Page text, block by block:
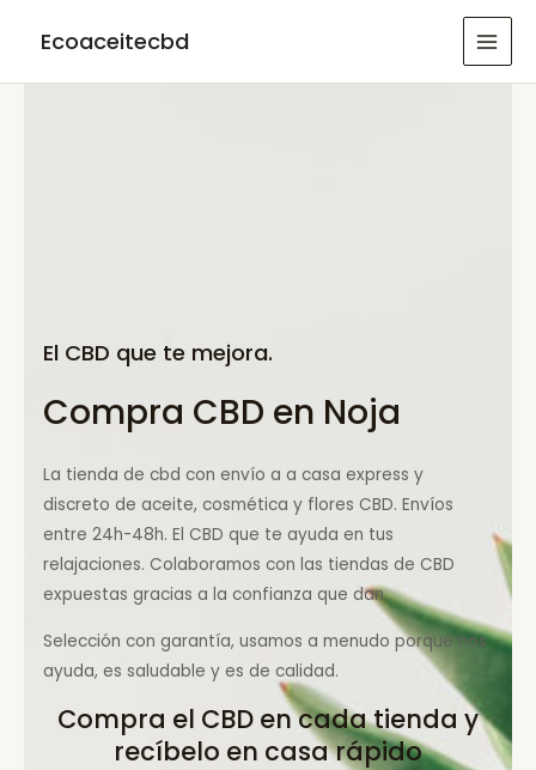
Ecoaceitecbd
El CBD que te mejora.
Compra CBD en Noja
La tienda de cbd con envío a a casa express y
discreto de aceite, cosmética y flores CBD. Envíos
entre 24h-48h. El CBD que te ayuda en tus
relajaciones. Colaboramos con las tiendas de CBD
expuestas gracias a la confianza que dan.
Selección con garantía, usamos a menudo porque nos
ayuda, es saludable y es de calidad.
Compra el CBD en cada tienda y
recíbelo en casa rápido